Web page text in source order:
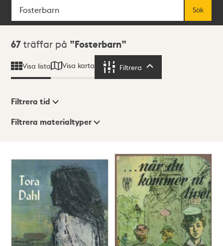
Sök
Sökresultat
67 träffar på Fosterbarn
Visa lista Visa karta Filtrera
Visningsläge
Filtrera tid
Filtrera materialtyper
träffar